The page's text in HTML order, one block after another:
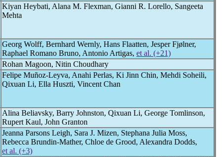
Kiyan Heybati, Alana M. Flexman, Gianni R. Lorello, Sangeeta
Mehta
Georg Wolff, Bernhard Wernly, Hans Flaatten, Jesper Fjølner,
Raphael Romano Bruno, Antonio Artigas, et al. (+21)
Rohan Magoon, Nitin Choudhary
Felipe Muñoz-Leyva, Anahi Perlas, Ki Jinn Chin, Mehdi Soheili,
Qixuan Li, Ella Huszti, Vincent Chan
Alina Beliavsky, Barry Johnston, Qixuan Li, George Tomlinson,
Rupert Kaul, John Granton
Jeanna Parsons Leigh, Sara J. Mizen, Stephana Julia Moss,
Rebecca Brundin-Mather, Chloe de Grood, Alexandra Dodds,
et al. (+3)